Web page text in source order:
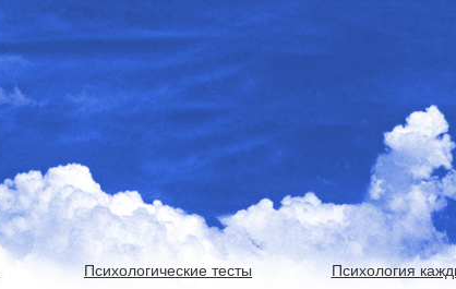
Психологические тесты Психология